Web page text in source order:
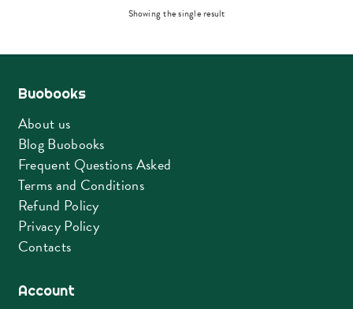
Showing the single result
Buobooks
About us
Blog Buobooks
Frequent Questions Asked
Terms and Conditions
Refund Policy
Privacy Policy
Contacts
Account